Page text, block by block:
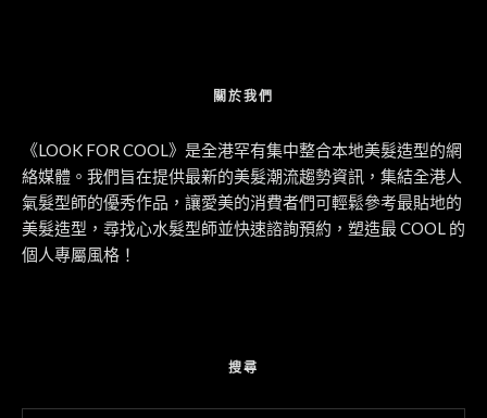
關於我們
《LOOK FOR COOL》是全港罕有集中整合本地美髮造型的網
絡媒體。我們旨在提供最新的美髮潮流趨勢資訊，集結全港人
氣髮型師的優秀作品，讓愛美的消費者們可輕鬆參考最貼地的
美髮造型，尋找心水髮型師並快速諮詢預約，塑造最 COOL 的
個人專屬風格！
搜尋